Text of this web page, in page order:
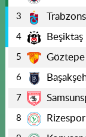
3
4 Beşiktaş
5 Göztepe
6
7
8 Rizespor